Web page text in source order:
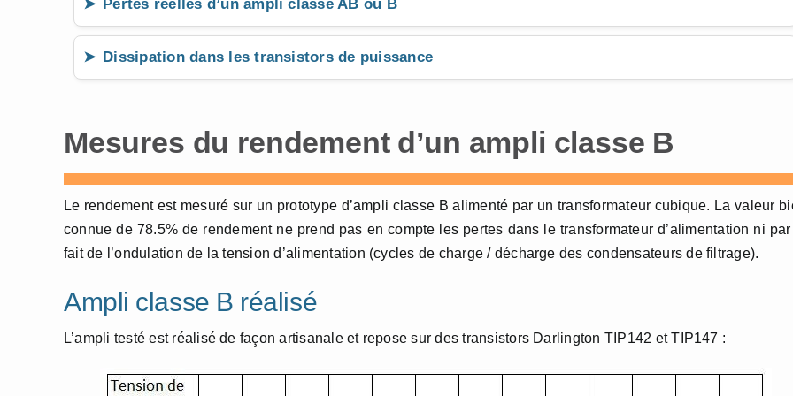
Pertes réelles d’un ampli classe AB ou B
Dissipation dans les transistors de puissance
Mesures du rendement d’un ampli classe B
Le rendement est mesuré sur un prototype d’ampli classe B alimenté par un transformateur cubique. La valeur
connue de 78.5% de rendement ne prend pas en compte les pertes dans le transformateur d’alimentation ni
fait de l’ondulation de la tension d’alimentation (cycles de charge / décharge des condensateurs de filtrage).
Ampli classe B réalisé
L’ampli testé est réalisé de façon artisanale et repose sur des transistors Darlington TIP142 et TIP147 :